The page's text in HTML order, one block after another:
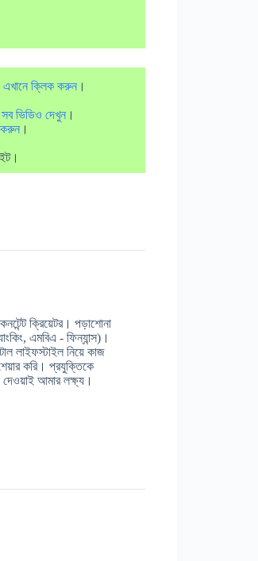
এখানে ক্লিক করুন ।
ভিডিও দেখুন ।
।
ক্রিয়েটর। পড়াশোনা
এমবিএ - ফিন্যান্স)।
লাইফস্টাইল নিয়ে কাজ
করি। প্রযুক্তিকে
আমার লক্ষ্য।